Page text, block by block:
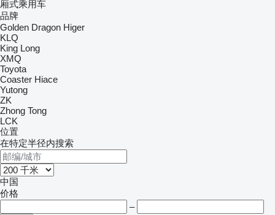
厢式乘用车
品牌
Golden Dragon Higer
KLQ
King Long
XMQ
Toyota
Coaster Hiace
Yutong
ZK
Zhong Tong
LCK
位置
在特定半径内搜索
中国
价格
–